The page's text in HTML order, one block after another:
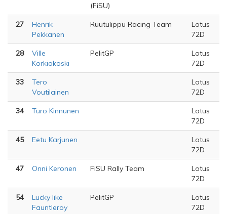
(FiSU)
27
Henrik
Pekkanen
Ruutulippu Racing Team
Lotus
72D
28
Ville
Korkiakoski
PelitGP
Lotus
72D
33
Tero
Voutilainen
Lotus
72D
34 Turo Kinnunen
Lotus
72D
45 Eetu Karjunen
Lotus
72D
47 Onni Keronen FiSU Rally Team
Lotus
72D
54
Lucky like
Fauntleroy
PelitGP
Lotus
72D